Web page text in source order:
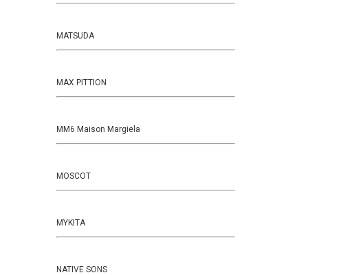
MATSUDA
MAX PITTION
MM6 Maison Margiela
MOSCOT
MYKITA
NATIVE SONS